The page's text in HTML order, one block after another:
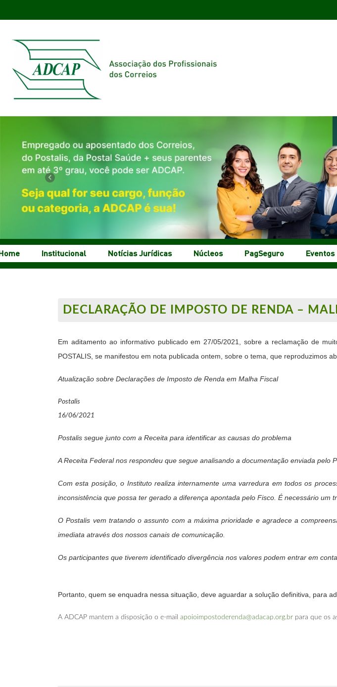
Previous
Institucional Notícias Jurídicas Núcleos PagSeguro Eventos
DECLARAÇÃO DE IMPOSTO DE RENDA –
Em aditamento ao informativo publicado em 27/05/2021, sobre a reclamação de
POSTALIS, se manifestou em nota publicada ontem, sobre o tema, que reproduzimos
Atualização sobre Declarações de Imposto de Renda em Malha Fiscal
Postalis
16/06/2021
Postalis segue junto com a Receita para identificar as causas do problema
A Receita Federal nos respondeu que segue analisando a documentação enviada pelo
Com esta posição, o Instituto realiza internamente uma varredura em todos os
inconsistência que possa ter gerado a diferença apontada pelo Fisco. É necessário um
O Postalis vem tratando o assunto com a máxima prioridade e agradece a
imediata através dos nossos canais de comunicação.
Os participantes que tiverem identificado divergência nos valores podem entrar em
Portanto, quem se enquadra nessa situação, deve aguardar a solução definitiva, para
A ADCAP mantem a disposição o e-mail apoioimpostoderenda@adacap.org.br para que os